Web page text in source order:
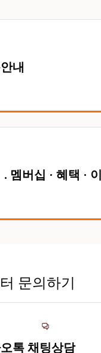
내
. 멤버십 · 혜택 ·
문의하기
톡 채팅상담